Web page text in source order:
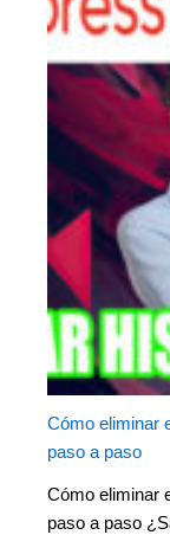
Cómo eliminar
paso a paso
Cómo eliminar
paso a paso